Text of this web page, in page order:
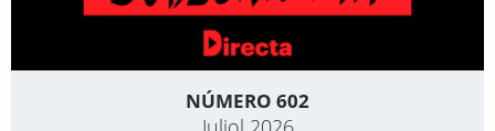
NÚMERO 602